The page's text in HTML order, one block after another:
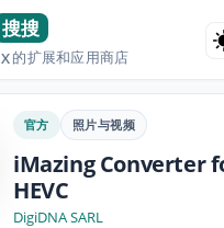
搜搜
X的扩展和应用商店
官方 照片与视频
iMazing Converter
HEVC
DigiDNA SARL